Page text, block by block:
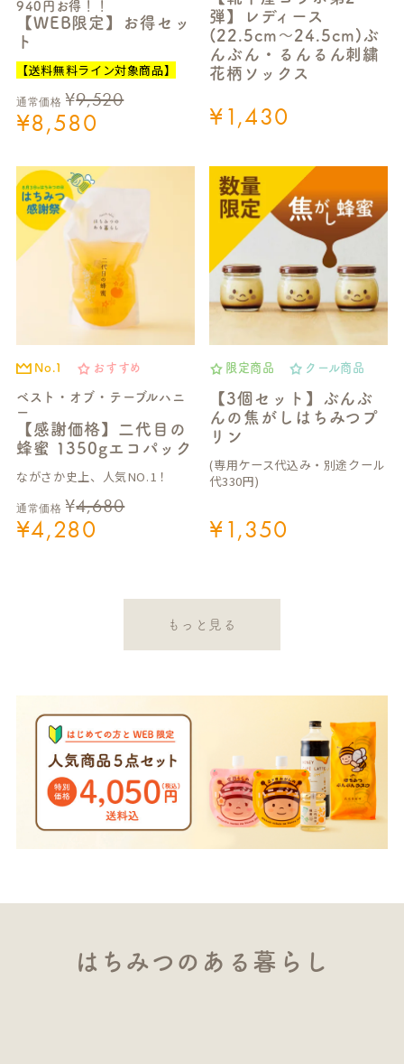
940円お得！！
【WEB限定】お得セッ
ト
【送料無料ライン対象商品】
通常価格 ¥9,520
¥8,580
弾】レディース
(22.5cm～24.5cm)ぶ
んぶん・るんるん刺繍
花柄ソックス
¥1,430
No.1 おすすめ
ベスト・オブ・テーブルハニ
ー
【感謝価格】二代目の
蜂蜜 1350gエコパック
ながさか史上、人気NO.1！
通常価格 ¥4,680
¥4,280
限定商品 クール商品
【3個セット】ぶんぶ
んの焦がしはちみつプ
リン
(専用ケース代込み・別途クール
代330円)
¥1,350
もっと見る
はちみつのある暮らし